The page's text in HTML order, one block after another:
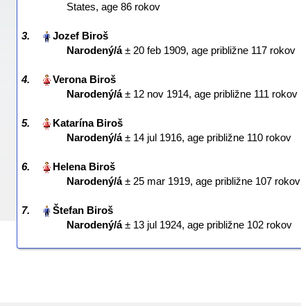
States‎, age 86 rokov
3.
‎Jozef Biroš‏‎
Narodený/á‎± 20 feb 1909‎, age približne 117 rokov
4.
‎Verona Biroš‏‎
Narodený/á‎± 12 nov 1914‎, age približne 111 rokov
5.
‎Katarína Biroš‏‎
Narodený/á‎± 14 jul 1916‎, age približne 110 rokov
6.
‎Helena Biroš‏‎
Narodený/á‎± 25 mar 1919‎, age približne 107 rokov
7.
‎Štefan Biroš‏‎
Narodený/á‎± 13 jul 1924‎, age približne 102 rokov